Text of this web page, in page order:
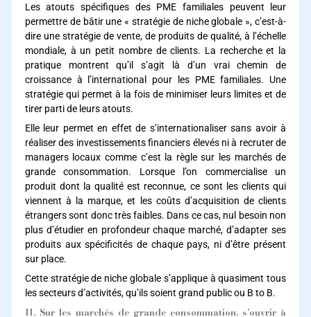
Les atouts spécifiques des PME familiales peuvent leur
permettre de bâtir une « stratégie de niche globale », c’est-à-
dire une stratégie de vente, de produits de qualité, à l’échelle
mondiale, à un petit nombre de clients. La recherche et la
pratique montrent qu’il s’agit là d’un vrai chemin de
croissance à l’international pour les PME familiales. Une
stratégie qui permet à la fois de minimiser leurs limites et de
tirer parti de leurs atouts.
Elle leur permet en effet de s’internationaliser sans avoir à
réaliser des investissements financiers élevés ni à recruter de
managers locaux comme c’est la règle sur les marchés de
grande consommation. Lorsque l’on commercialise un
produit dont la qualité est reconnue, ce sont les clients qui
viennent à la marque, et les coûts d’acquisition de clients
étrangers sont donc très faibles. Dans ce cas, nul besoin non
plus d’étudier en profondeur chaque marché, d’adapter ses
produits aux spécificités de chaque pays, ni d’être présent
sur place.
Cette stratégie de niche globale s’applique à quasiment tous
les secteurs d’activités, qu’ils soient grand public ou B to B.
II. Sur les marchés de grande consommation, s’ouvrir à